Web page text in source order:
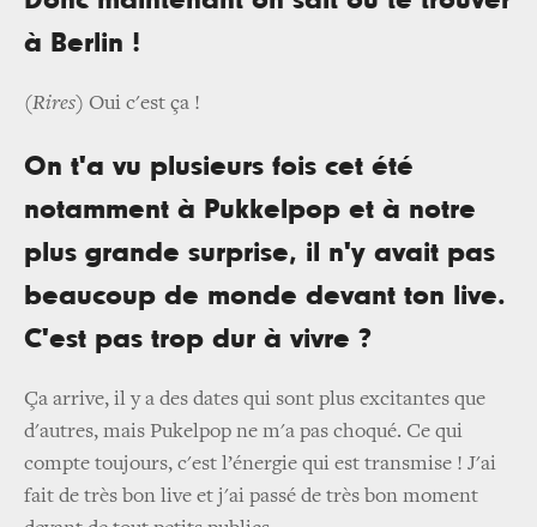
à Berlin !
(Rires) Oui c'est ça !
On t'a vu plusieurs fois cet été
notamment à Pukkelpop et à notre
plus grande surprise, il n'y avait pas
beaucoup de monde devant ton live.
C'est pas trop dur à vivre ?
Ça arrive, il y a des dates qui sont plus excitantes que
d'autres, mais Pukelpop ne m'a pas choqué. Ce qui
compte toujours, c'est l’énergie qui est transmise ! J'ai
fait de très bon live et j'ai passé de très bon moment